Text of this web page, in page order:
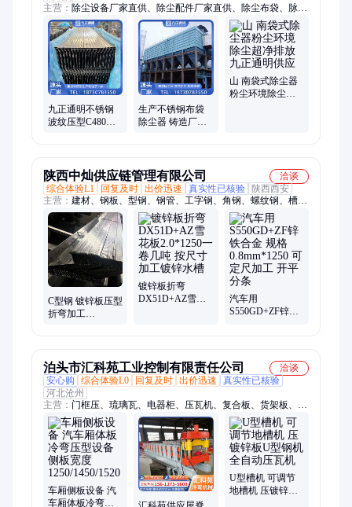
主营： 除尘设备厂家直供、除尘配件厂家直供、除尘布袋、脉冲
布袋除尘器、滤筒除尘器、旋风除尘器、除尘器配件、除尘骨
架、电磁脉冲阀、星型卸料器、插板阀、通风蝶阀、螺旋输送
机、脉冲控制仪
九正通明不锈钢
波纹压型C480阳
生产不锈钢布袋
除尘器 铸造厂高
山 南袋式除尘器
粉尘环境除尘超
陕西中灿供应链管理有限公司
洽谈
综合体验L1
回复及时 出价迅速 真实性已核验 陕西西安
主营： 建材、钢板、型钢、钢管、工字钢、角钢、螺纹钢、槽
钢、H钢、激光切割加工、预埋板、钢筋加工、彩钢瓦、镀锌
板、不锈钢、圆钢、无缝管、镀锌管
C型钢 镀锌板压型
折弯加工
镀锌板折弯
DX51D+AZ雪花
汽车用
S550GD+ZF锌铁
泊头市汇科苑工业控制有限责任公司
洽谈
安心购
综合体验L0 回复及时 出价迅速
真实性已核验
河北沧州
主营： 门框压、琉璃瓦、电器柜、压瓦机、复合板、货架板、箱
板压、门框机、成型机、楼承板、屋脊瓦、集装箱、钢承板、车
厢板、龙骨机、落水管、彩钢瓦、龙骨压、冷弯机、一机双、箱
板冷弯、仓储货架、电缆桥架、冷轧设备、彩钢压瓦
车厢侧板设备 汽
车厢体板冷弯压
U型槽机 可调节
地槽机 压镀锌板